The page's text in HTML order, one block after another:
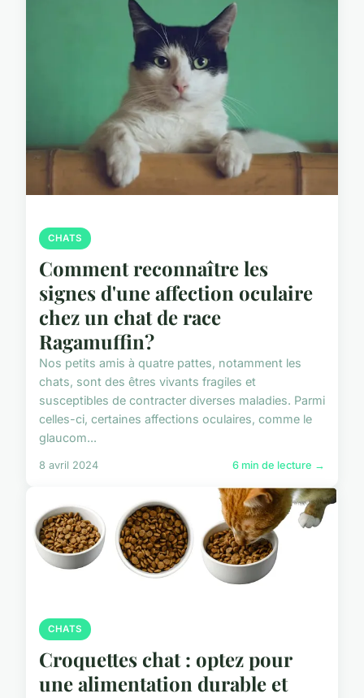
CHATS
Comment reconnaître les
signes d'une affection oculaire
chez un chat de race
Ragamuffin?
Nos petits amis à quatre pattes, notamment les
chats, sont des êtres vivants fragiles et
susceptibles de contracter diverses maladies. Parmi
celles-ci, certaines affections oculaires, comme le
glaucom...
8 avril 2024 6 min de lecture →
CHATS
Croquettes chat : optez pour
une alimentation durable et